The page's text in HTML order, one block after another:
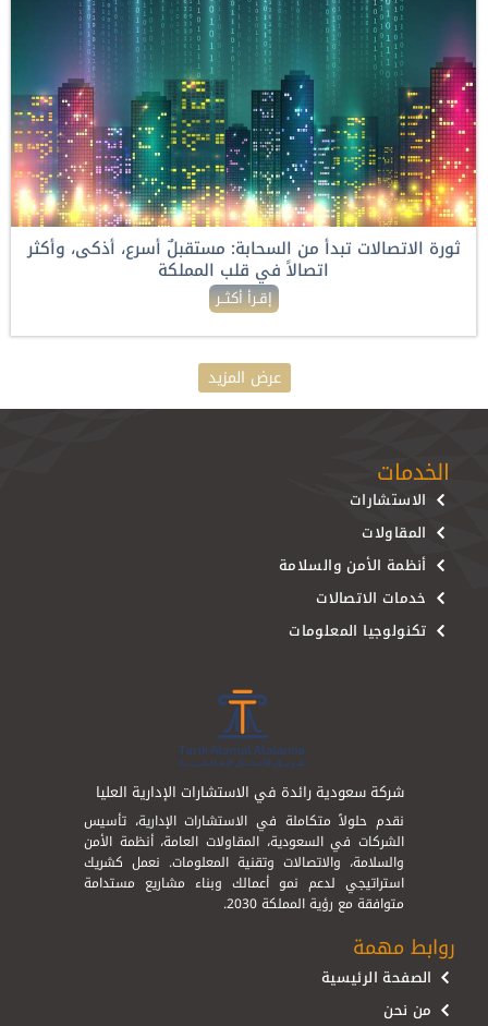
ثورة الاتصالات تبدأ من السحابة: مستقبلٌ أسرع، أذكى، وأكثر
اتصالاً في قلب المملكة
إقـرأ أكثــر
عرض المزيد
الخدمات
الاستشارات
المقاولات
أنظمة الأمن والسلامة
خدمات الاتصالات
تكنولوجيا المعلومات
شركة سعودية رائدة في الاستشارات الإدارية العليا
نقدم حلولاً متكاملة في الاستشارات الإدارية، تأسيس
الشركات في السعودية، المقاولات العامة، أنظمة الأمن
والسلامة، والاتصالات وتقنية المعلومات. نعمل كشريك
استراتيجي لدعم نمو أعمالك وبناء مشاريع مستدامة
متوافقة مع رؤية المملكة 2030.
روابط مهمة
الصفحة الرئيسية
من نحن